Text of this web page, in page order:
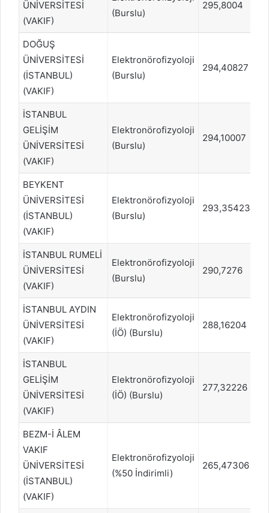
ÜNİVERSİTESİ
(VAKIF)
(Burslu)
295,8004
DOĞUŞ
ÜNİVERSİTESİ
(İSTANBUL)
(VAKIF)
Elektronörofizyoloji
(Burslu)
294,40827
İSTANBUL
GELİŞİM
ÜNİVERSİTESİ
(VAKIF)
Elektronörofizyoloji
(Burslu)
294,10007
BEYKENT
ÜNİVERSİTESİ
(İSTANBUL)
(VAKIF)
Elektronörofizyoloji
(Burslu)
293,35423
İSTANBUL RUMELİ
ÜNİVERSİTESİ
(VAKIF)
Elektronörofizyoloji
(Burslu)
290,7276
İSTANBUL AYDIN
ÜNİVERSİTESİ
(VAKIF)
Elektronörofizyoloji
(İÖ) (Burslu)
288,16204
İSTANBUL
GELİŞİM
ÜNİVERSİTESİ
(VAKIF)
Elektronörofizyoloji
(İÖ) (Burslu)
277,32226
BEZM-İ ÂLEM
VAKIF
ÜNİVERSİTESİ
(İSTANBUL)
(VAKIF)
Elektronörofizyoloji
(%50 İndirimli)
265,47306